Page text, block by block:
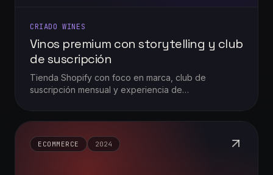
CRIADO WINES
Vinos premium con storytelling y club
de suscripción
Tienda Shopify con foco en marca, club de
suscripción mensual y experiencia de
ECOMMERCE 2024